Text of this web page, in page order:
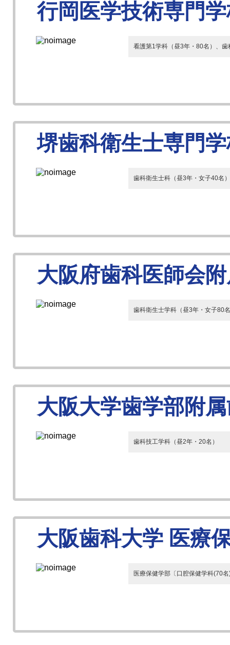
行岡医学技術専門
看護第1学科（昼3年・80名）、
堺歯科衛生士専門
歯科衛生士科（昼3年・女子40名）
大阪府歯科医師会
歯科衛生士学科（昼3年・女子80
大阪大学歯学部附
歯科技工学科（昼2年・20名）
大阪歯科大学 医療
医療保健学部〔口腔保健学科(70